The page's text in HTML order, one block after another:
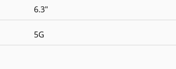
6.3"
5G